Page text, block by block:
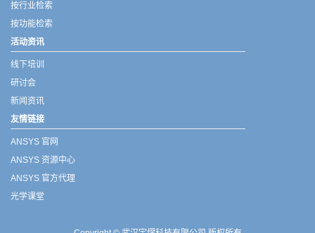
按行业检索
按功能检索
活动资讯
线下培训
研讨会
新闻资讯
友情链接
ANSYS 官网
ANSYS 资源中心
ANSYS 官方代理
光学课堂